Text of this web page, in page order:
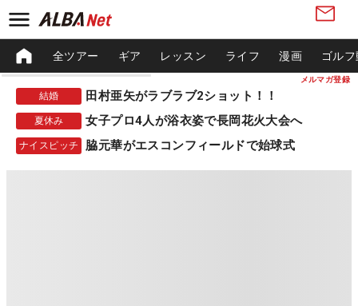
メルマガ登録
全ツアー ギア レッスン ライフ 漫画 ゴル
結婚 田村亜矢がラブラブ2ショット！！
夏休み 女子プロ4人が浴衣姿で長岡花火大会へ
ナイスピッチ 脇元華がエスコンフィールドで始球式